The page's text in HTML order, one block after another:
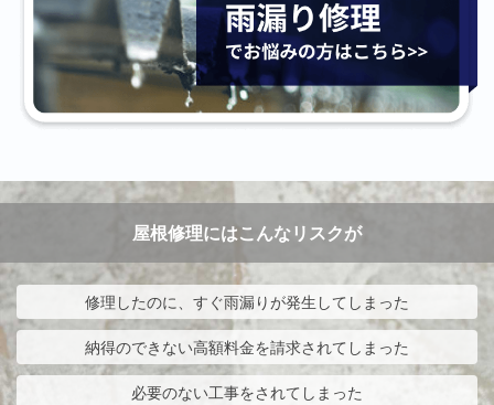
屋根修理にはこんなリスクが
修理したのに、すぐ雨漏りが発生してしまった
納得のできない高額料金を請求されてしまった
必要のない工事をされてしまった